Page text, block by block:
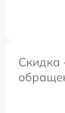
Скидка